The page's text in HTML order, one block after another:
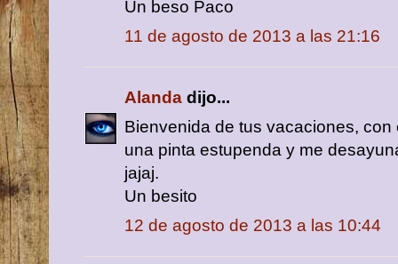
Un beso Paco
11 de agosto de 2013 a las 21:16
Alanda dijo...
Bienvenida de tus vacaciones, con
una pinta estupenda y me
jajaj.
Un besito
12 de agosto de 2013 a las 10:44